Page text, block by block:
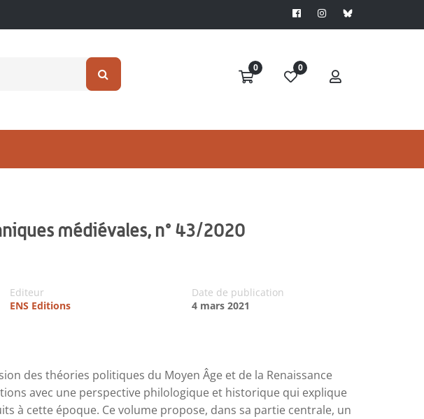
0 0
médiévales, n° 43/2020
Editeur
ENS Editions
Date de publication
4 mars 2021
des théories politiques du Moyen Âge et de la Renaissance
avec une perspective philologique et historique qui explique
à cette époque. Ce volume propose, dans sa partie centrale, un